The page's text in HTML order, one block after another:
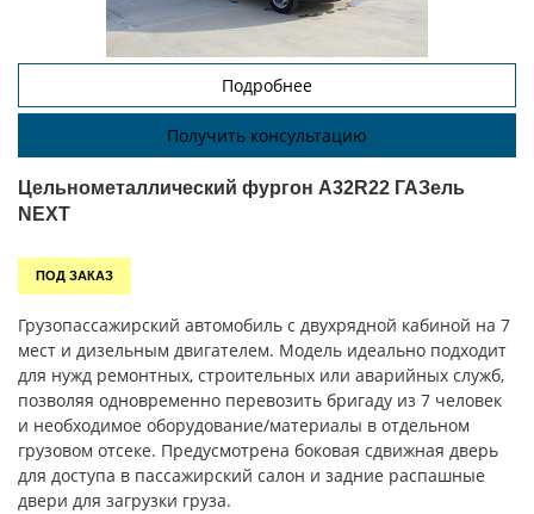
Подробнее
Получить консультацию
Цельнометаллический фургон A32R22 ГАЗель
NEXT
ПОД ЗАКАЗ
Грузопассажирский автомобиль с двухрядной кабиной на 7
мест и дизельным двигателем. Модель идеально подходит
для нужд ремонтных, строительных или аварийных служб,
позволяя одновременно перевозить бригаду из 7 человек
и необходимое оборудование/материалы в отдельном
грузовом отсеке. Предусмотрена боковая сдвижная дверь
для доступа в пассажирский салон и задние распашные
двери для загрузки груза.